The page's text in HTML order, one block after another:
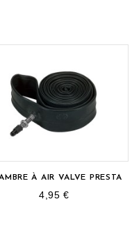
À AIR VALVE PRESTA
4,95 €